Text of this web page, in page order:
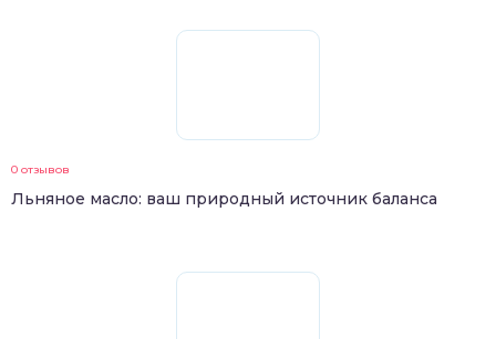
0 отзывов
Льняное масло: ваш природный источник баланса